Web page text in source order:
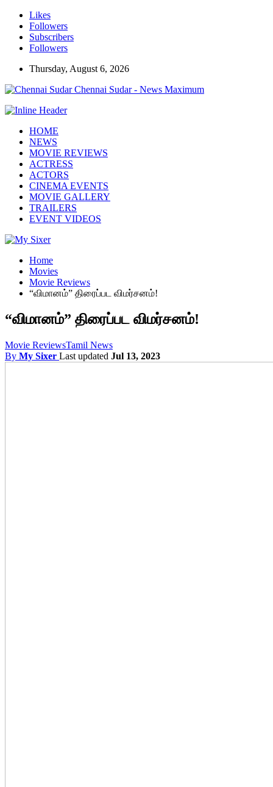
Likes
Followers
Subscribers
Followers
Thursday, August 6, 2026
Chennai Sudar - News Maximum
HOME
NEWS
MOVIE REVIEWS
ACTRESS
ACTORS
CINEMA EVENTS
MOVIE GALLERY
TRAILERS
EVENT VIDEOS
Home
Movies
Movie Reviews
“விமானம்” திரைப்பட விமர்சனம்!
“விமானம்” திரைப்பட விமர்சனம்!
Movie ReviewsTamil News
By My Sixer Last updated Jul 13, 2023